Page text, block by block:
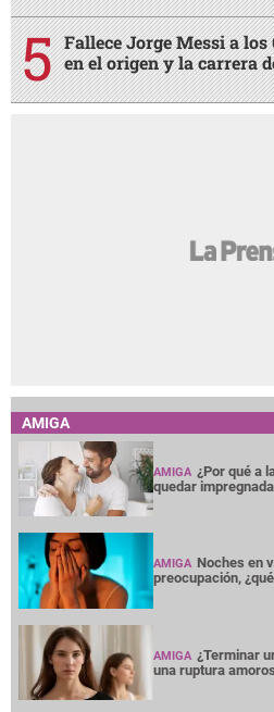
Fallece Jorge Messi a
en el origen y la carrera
AMIGA
AMIGA ¿Por qué a
quedar
AMIGA Noches en
preocupación,
AMIGA ¿Terminar
una ruptura